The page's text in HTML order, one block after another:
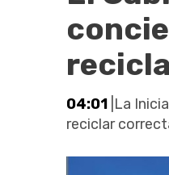
04:01 |La
reciclar